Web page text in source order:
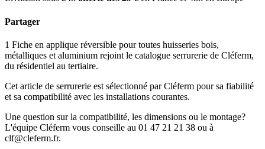
Partager
1 Fiche en applique réversible pour toutes huisseries bois,
métalliques et aluminium rejoint le catalogue serrurerie de Cléferm,
du résidentiel au tertiaire.
Cet article de serrurerie est sélectionné par Cléferm pour sa fiabilité
et sa compatibilité avec les installations courantes.
Une question sur la compatibilité, les dimensions ou le montage?
L'équipe Cléferm vous conseille au 01 47 21 21 38 ou à
clf@cleferm.fr.